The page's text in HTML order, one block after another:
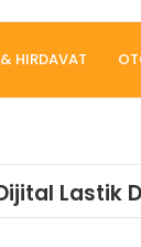
HIRDAVAT
Lastik